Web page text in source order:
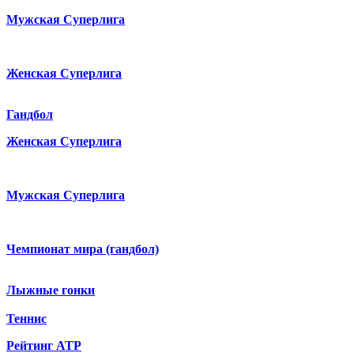
Мужская Суперлига
Женская Суперлига
Гандбол
Женская Суперлига
Мужская Суперлига
Чемпионат мира (гандбол)
Лыжные гонки
Теннис
Рейтинг ATP